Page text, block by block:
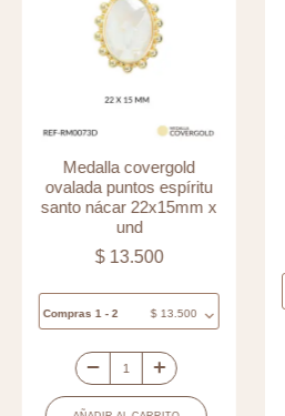
Medalla covergold
ovalada puntos espíritu
santo nácar 22x15mm x
und
$13.500
Compras 1 - 2 $13.500
Medalla
covergold